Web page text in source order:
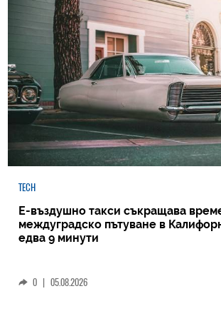
TECH
Е-въздушно такси съкращава
междуградско пътуване в
едва 9 минути
0 | 05.08.2026